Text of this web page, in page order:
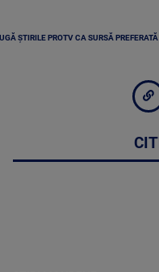
ȘTIRILE PROTV CA SURSĂ PREFERATĂ